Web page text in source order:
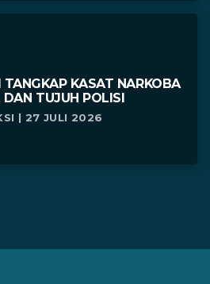
TANGKAP KASAT NARKOBA
DAN TUJUH POLISI
| 27 JULI 2026